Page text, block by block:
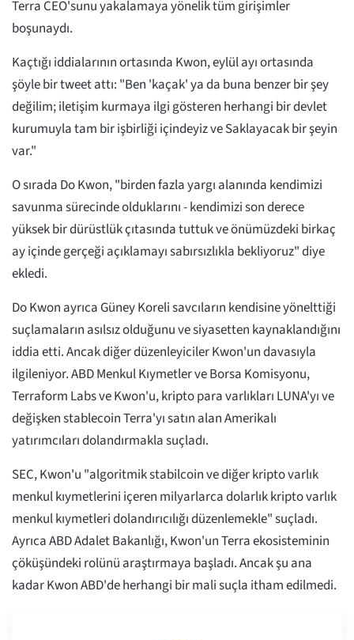
Terra CEO'sunu yakalamaya yönelik tüm girişimler
boşunaydı.
Kaçtığı iddialarının ortasında Kwon, eylül ayı ortasında
şöyle bir tweet attı: "Ben 'kaçak' ya da buna benzer bir şey
değilim; iletişim kurmaya ilgi gösteren herhangi bir devlet
kurumuyla tam bir işbirliği içindeyiz ve Saklayacak bir şeyin
var."
O sırada Do Kwon, "birden fazla yargı alanında kendimizi
savunma sürecinde olduklarını - kendimizi son derece
yüksek bir dürüstlük çıtasında tuttuk ve önümüzdeki birkaç
ay içinde gerçeği açıklamayı sabırsızlıkla bekliyoruz" diye
ekledi.
Do Kwon ayrıca Güney Koreli savcıların kendisine yönelttiği
suçlamaların asılsız olduğunu ve siyasetten kaynaklandığını
iddia etti. Ancak diğer düzenleyiciler Kwon'un davasıyla
ilgileniyor. ABD Menkul Kıymetler ve Borsa Komisyonu,
Terraform Labs ve Kwon'u, kripto para varlıkları LUNA'yı ve
değişken stablecoin Terra'yı satın alan Amerikalı
yatırımcıları dolandırmakla suçladı.
SEC, Kwon'u "algoritmik stabilcoin ve diğer kripto varlık
menkul kıymetlerini içeren milyarlarca dolarlık kripto varlık
menkul kıymetleri dolandırıcılığı düzenlemekle" suçladı.
Ayrıca ABD Adalet Bakanlığı, Kwon'un Terra ekosisteminin
çöküşündeki rolünü araştırmaya başladı. Ancak şu ana
kadar Kwon ABD'de herhangi bir mali suçla itham edilmedi.